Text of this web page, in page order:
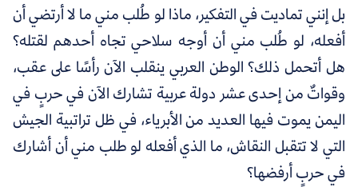
بل إنني تماديت في التفكير، ماذا لو طُلب مني ما لا أرتضي أن
أفعله، لو طُلب مني أن أوجه سلاحي تجاه أحدهم لقتله؟
هل أتحمل ذلك؟ الوطن العربي ينقلب الآن رأسًا على عقب،
وقواتٌ من إحدى عشر دولة عربية تشارك الآن في حربٍ في
اليمن يموت فيها العديد من الأبرياء، في ظل تراتبية الجيش
التي لا تتقبل النقاش، ما الذي أفعله لو طلب مني أن أشارك
في حربٍ أرفضها؟